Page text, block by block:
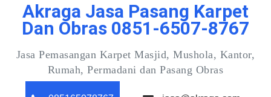
content
Akraga Jasa Pasang Karpet
Dan Obras 0851-6507-8767
Jasa Pemasangan Karpet Masjid, Mushola, Kantor,
Rumah, Permadani dan Pasang Obras